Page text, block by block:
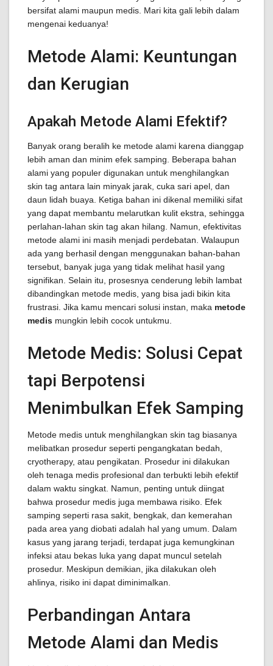
bersifat alami maupun medis. Mari kita gali lebih dalam
mengenai keduanya!
Metode Alami: Keuntungan
dan Kerugian
Apakah Metode Alami Efektif?
Banyak orang beralih ke metode alami karena dianggap
lebih aman dan minim efek samping. Beberapa bahan
alami yang populer digunakan untuk menghilangkan
skin tag antara lain minyak jarak, cuka sari apel, dan
daun lidah buaya. Ketiga bahan ini dikenal memiliki sifat
yang dapat membantu melarutkan kulit ekstra, sehingga
perlahan-lahan skin tag akan hilang. Namun, efektivitas
metode alami ini masih menjadi perdebatan. Walaupun
ada yang berhasil dengan menggunakan bahan-bahan
tersebut, banyak juga yang tidak melihat hasil yang
signifikan. Selain itu, prosesnya cenderung lebih lambat
dibandingkan metode medis, yang bisa jadi bikin kita
frustrasi. Jika kamu mencari solusi instan, maka metode
medis mungkin lebih cocok untukmu.
Metode Medis: Solusi Cepat
tapi Berpotensi
Menimbulkan Efek Samping
Metode medis untuk menghilangkan skin tag biasanya
melibatkan prosedur seperti pengangkatan bedah,
cryotherapy, atau pengikatan. Prosedur ini dilakukan
oleh tenaga medis profesional dan terbukti lebih efektif
dalam waktu singkat. Namun, penting untuk diingat
bahwa prosedur medis juga membawa risiko. Efek
samping seperti rasa sakit, bengkak, dan kemerahan
pada area yang diobati adalah hal yang umum. Dalam
kasus yang jarang terjadi, terdapat juga kemungkinan
infeksi atau bekas luka yang dapat muncul setelah
prosedur. Meskipun demikian, jika dilakukan oleh
ahlinya, risiko ini dapat diminimalkan.
Perbandingan Antara
Metode Alami dan Medis